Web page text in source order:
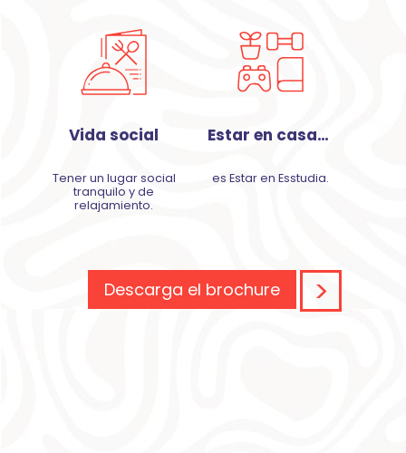
Vida social
Tener un lugar social
tranquilo y de
relajamiento.
Estar en casa…
es Estar en Esstudia.
Descarga el brochure